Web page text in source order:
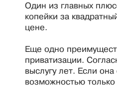
Один из главных
копейки за
цене.
Еще одно
приватизации.
выслугу лет. Если
возможностью